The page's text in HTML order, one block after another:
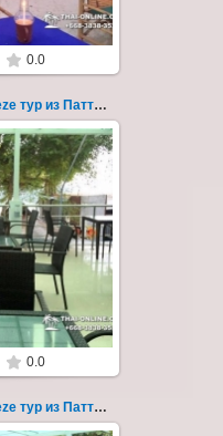
0.0
Ко Самет отель Sea Breeze тур из Паттайи фото 121
из Паттайи, с
на пляже Ао
121
0.0
Ко Самет отель Sea Breeze тур из Паттайи фото 122